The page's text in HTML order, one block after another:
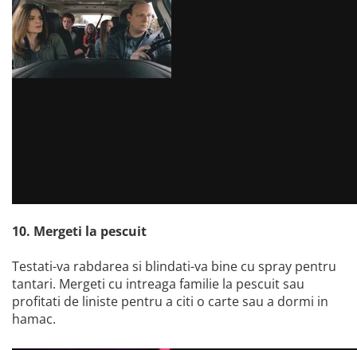
10. Mergeti la pescuit
Testati-va rabdarea si blindati-va bine cu spray pentru
tantari. Mergeti cu intreaga familie la pescuit sau
profitati de liniste pentru a citi o carte sau a dormi in
hamac.